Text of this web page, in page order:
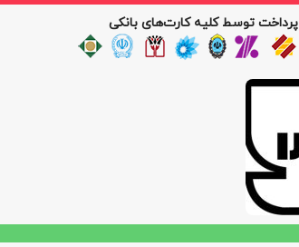
پرداخت توسط کلیه کارت‌های بانکی